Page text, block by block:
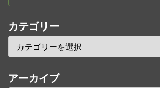
カテゴリー
アーカイブ